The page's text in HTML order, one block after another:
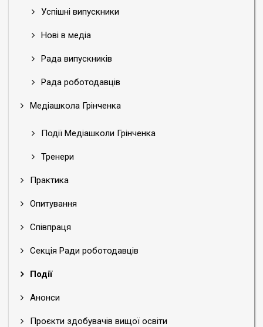
Успішні випускники
Нові в медіа
Рада випускників
Рада роботодавців
Медіашкола Грінченка
Події Медіашколи Грінченка
Тренери
Практика
Опитування
Співпраця
Секція Ради роботодавців
Події
Анонси
Проєкти здобувачів вищої освіти